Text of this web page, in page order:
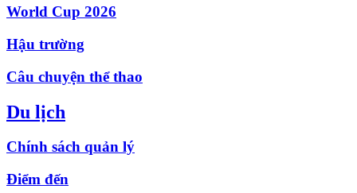
World Cup 2026
Hậu trường
Câu chuyện thể thao
Du lịch
Chính sách quản lý
Điểm đến